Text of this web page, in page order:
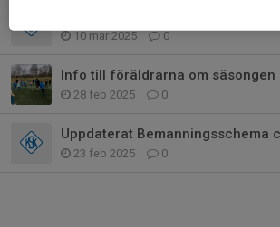
10 mar 2025 0
Info till föräldrarna om säsongen
28 feb 2025 0
Uppdaterat Bemanningsschema
23 feb 2025 0